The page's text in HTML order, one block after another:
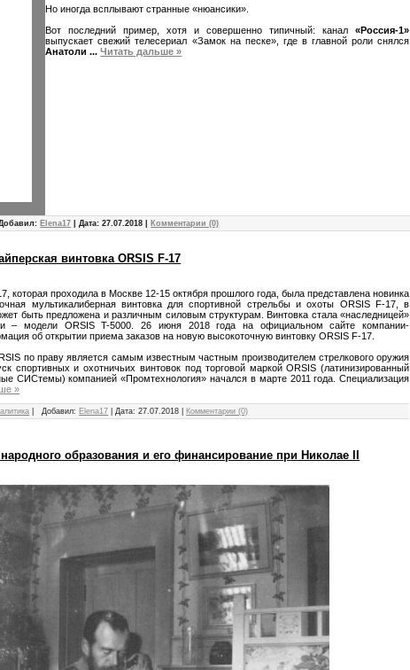
Но иногда всплывают странные «нюансики».
Вот последний пример, хотя и совершенно типичный: канал«Россия-1»
выпускает свежий телесериал «Замок на песке», где в главной роли снялся
Анатоли...Читать дальше »
Elena17 |Дата: 27.07.2018 Комментарии (0)
винтовка ORSIS F-17
которая проходила в Москве 12-15 октября прошлого года, была представлена новинка
мультикалиберная винтовка для спортивной стрельбы и охоты ORSIS F-17, в
быть предложена и различным силовым структурам. Винтовка стала «наследницей»
– модели ORSIS T-5000. 26 июня 2018 года на официальном сайте компании-
об открытии приема заказов на новую высокоточную винтовку ORSIS F-17.
по праву является самым известным частным производителем стрелкового оружия
спортивных и охотничьих винтовок под торговой маркой ORSIS (латинизированный
СИСтемы) компанией «Промтехнология» начался в марте 2011 года. Специализация
»
Добавил: Elena17 |Дата: 27.07.2018 Комментарии (0)
образования и его финансирование при Николае II